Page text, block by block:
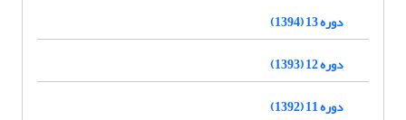
دوره 13 (1394)
دوره 12 (1393)
دوره 11 (1392)